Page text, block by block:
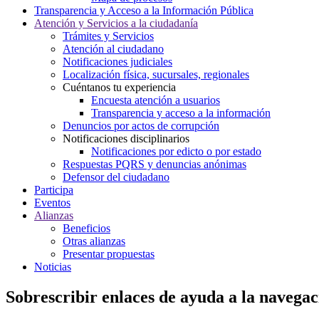
Transparencia y Acceso a la Información Pública
Atención y Servicios a la ciudadanía
Trámites y Servicios
Atención al ciudadano
Notificaciones judiciales
Localización física, sucursales, regionales
Cuéntanos tu experiencia
Encuesta atención a usuarios
Transparencia y acceso a la información
Denuncios por actos de corrupción
Notificaciones disciplinarios
Notificaciones por edicto o por estado
Respuestas PQRS y denuncias anónimas
Defensor del ciudadano
Participa
Eventos
Alianzas
Beneficios
Otras alianzas
Presentar propuestas
Noticias
Sobrescribir enlaces de ayuda a la